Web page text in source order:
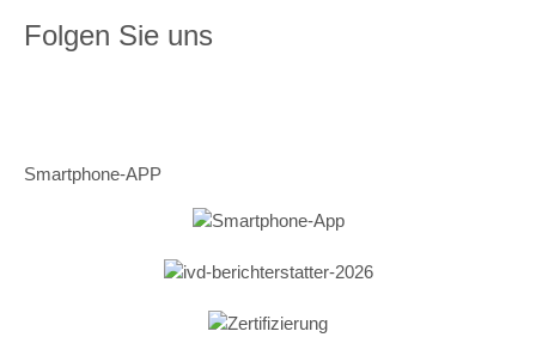
Folgen Sie uns
Smartphone-APP